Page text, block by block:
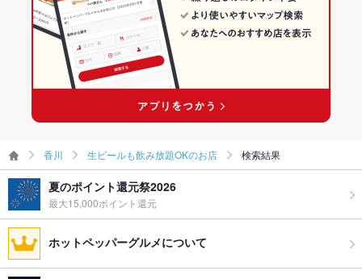
香川 生ビールも飲み放題OKのお店 検索結果
夏のポイント還元祭2026
最大15,000ポイント還元
ホットペッパーグルメについて